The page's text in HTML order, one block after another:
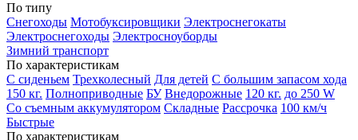
По типу
Снегоходы Мотобуксировщики Электроснегокаты
Электроснегоходы Электросноуборды
Зимний транспорт
По характеристикам
С сиденьем Трехколесный Для детей С большим запасом хода
150 кг. Полноприводные БУ Внедорожные 120 кг. до 250 W
Со съемным аккумулятором Складные Рассрочка 100 км/ч
Быстрые
По характеристикам